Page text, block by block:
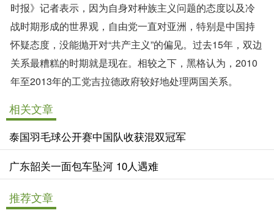
时报》记者表示，因为自身对种族主义问题的态度以及冷
战时期形成的世界观，自由党一直对亚洲，特别是中国持
怀疑态度，没能抛开对“共产主义”的偏见。过去15年，双边
关系最糟糕的时期就是现在。相较之下，黑格认为，2010
年至2013年的工党吉拉德政府较好地处理两国关系。
相关文章
泰国羽毛球公开赛中国队收获混双冠军
广东韶关一面包车坠河 10人遇难
推荐文章